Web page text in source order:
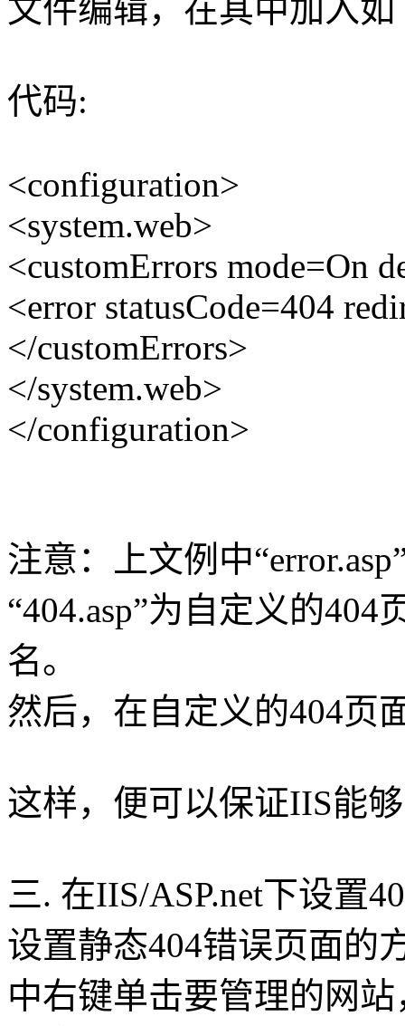
文件编辑，在其中加入
代码:
<configuration>
<system.web>
<customErrors mode=On
<error statusCode=404
</customErrors>
</system.web>
</configuration>
注意：上文例中
“404.asp”为自定义的
名。
然后，在自定义的404页
这样，便可以保证IIS能
三. 在IIS/ASP.net下设置
设置静态404错误页面的
中右键单击要管理的网